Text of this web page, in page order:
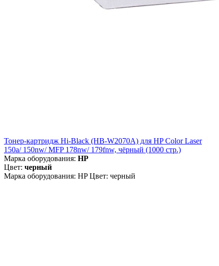
Тонер-картридж Hi-Black (HB-W2070A) для HP Color Laser
150a/ 150nw/ MFP 178nw/ 179fnw, чёрный (1000 стр.)
Марка оборудования: HP
Цвет: черный
Марка оборудования: HP Цвет: черный